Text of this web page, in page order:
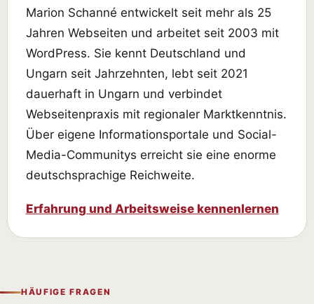
Marion Schanné entwickelt seit mehr als 25
Jahren Webseiten und arbeitet seit 2003 mit
WordPress. Sie kennt Deutschland und
Ungarn seit Jahrzehnten, lebt seit 2021
dauerhaft in Ungarn und verbindet
Webseitenpraxis mit regionaler Marktkenntnis.
Über eigene Informationsportale und Social-
Media-Communitys erreicht sie eine enorme
deutschsprachige Reichweite.
Erfahrung und Arbeitsweise kennenlernen
HÄUFIGE FRAGEN